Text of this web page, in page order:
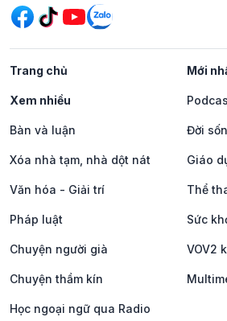
Trang chủ Mới
Xem nhiều
Bàn và luận Đời
Xóa nhà tạm, nhà dột nát Giáo
Văn hóa - Giải trí Thể
Pháp luật Sức
Chuyện người già VOV2
Chuyện thầm kín
Học ngoại ngữ qua Radio